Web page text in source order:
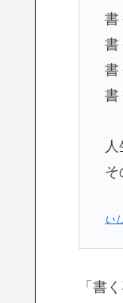
書
書
書
書
そ
い
「書